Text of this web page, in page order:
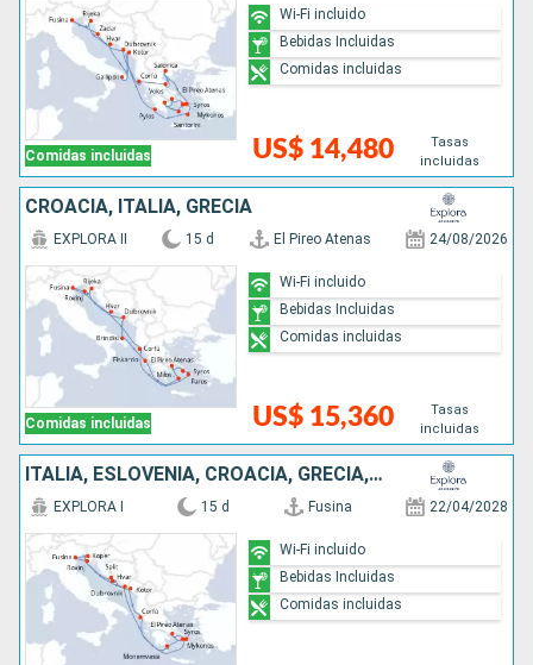
Comidas incluidas US$ 14,480
Tasas
incluidas
Wi-Fi incluido
Bebidas Incluidas
Comidas incluidas
CROACIA, ITALIA, GRECIA
Comidas incluidas
EXPLORA II 15 d El Pireo Atenas 24/08/2026
US$ 15,360
Tasas
incluidas
Wi-Fi incluido
Bebidas Incluidas
Comidas incluidas
ITALIA, ESLOVENIA, CROACIA, GRECIA, MONTENEGRO
EXPLORA I 15 d Fusina 22/04/2028
Wi-Fi incluido
Bebidas Incluidas
Comidas incluidas